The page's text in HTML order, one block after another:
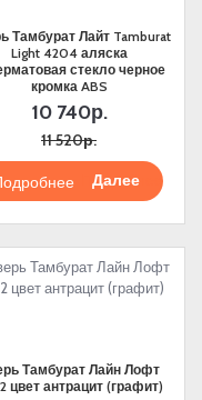
Тамбурат Лайт Tamburat
Light 4204 аляска
стекло черное
кромка ABS
10 740р.
11 520р.
Подробнее
Тамбурат Лайн Лофт
цвет антрацит (графит)